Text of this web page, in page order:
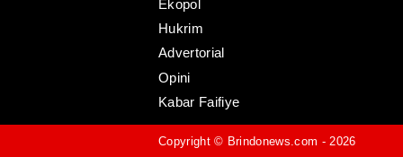
Ekopol
Hukrim
Advertorial
Opini
Kabar Faifiye
Copyright © Brindonews.com - 2026